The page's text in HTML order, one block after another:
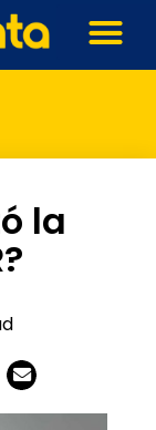
la